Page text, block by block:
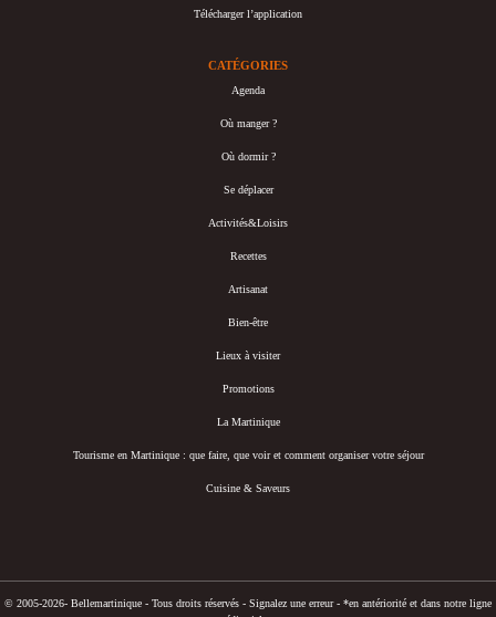
Télécharger l’application
CATÉGORIES
Agenda
Où manger ?
Où dormir ?
Se déplacer
Activités&Loisirs
Recettes
Artisanat
Bien-être
Lieux à visiter
Promotions
La Martinique
Tourisme en Martinique : que faire, que voir et comment organiser votre séjour
Cuisine & Saveurs
© 2005-2026- Bellemartinique - Tous droits réservés - Signalez une erreur - *en antériorité et dans notre ligne